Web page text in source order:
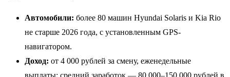
Автомобили: более 80 машин Hyundai Solaris и Kia Rio
не старше 2026 года, с установленным GPS-
навигатором.
Доход: от 4 000 рублей за смену, еженедельные
выплаты; средний заработок — 80 000–150 000 рублей в